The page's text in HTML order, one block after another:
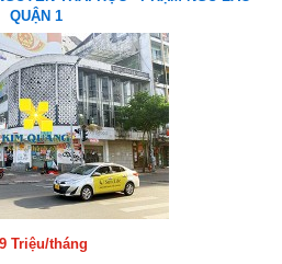
QUẬN 1
Triệu/tháng